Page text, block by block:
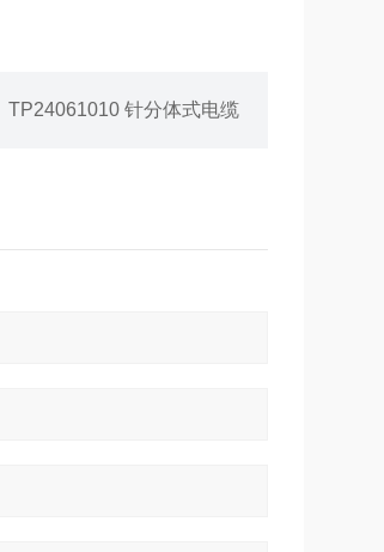
TP24061010 针分体式电缆